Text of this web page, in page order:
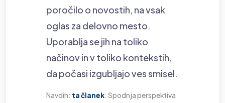
poročilo o novostih, na vsak
oglas za delovno mesto.
Uporablja se jih na toliko
načinov in v toliko kontekstih,
da počasi izgubljajo ves smisel.
Navdih: ta članek. Spodnja perspektiva